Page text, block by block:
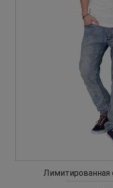
Лимитированная